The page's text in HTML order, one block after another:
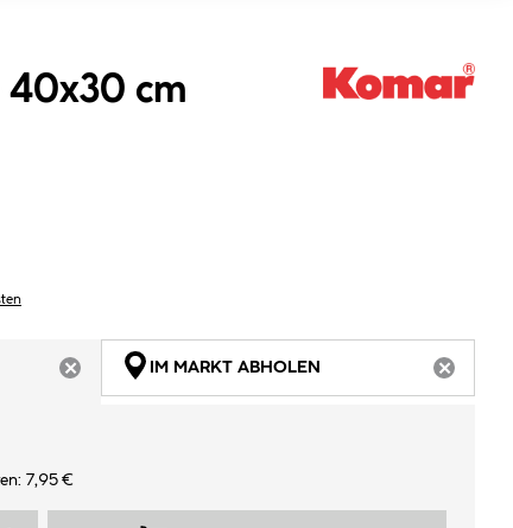
40x30 cm
ARTIKEL NICHT VERFÜGBAR
IM MARKT ABHOLEN
7,95 €